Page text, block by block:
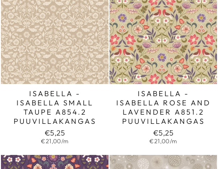
ISABELLA -
ISABELLA SMALL
TAUPE A854.2
PUUVILLAKANGAS
€5,25
€21,00/m
ISABELLA -
ISABELLA ROSE AND
LAVENDER A851.2
PUUVILLAKANGAS
€5,25
€21,00/m